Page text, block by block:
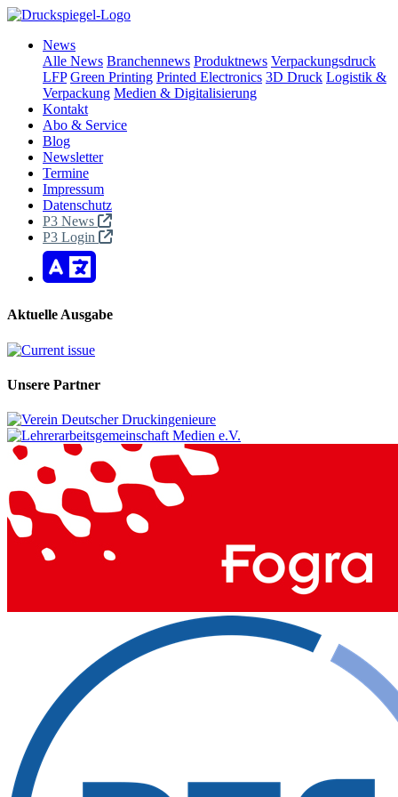
News
Alle News Branchennews Produktnews Verpackungsdruck
LFP Green Printing Printed Electronics 3D Druck Logistik &
Verpackung Medien & Digitalisierung
Kontakt
Abo & Service
Blog
Newsletter
Termine
Impressum
Datenschutz
P3 News
P3 Login
Aktuelle Ausgabe
Unsere Partner